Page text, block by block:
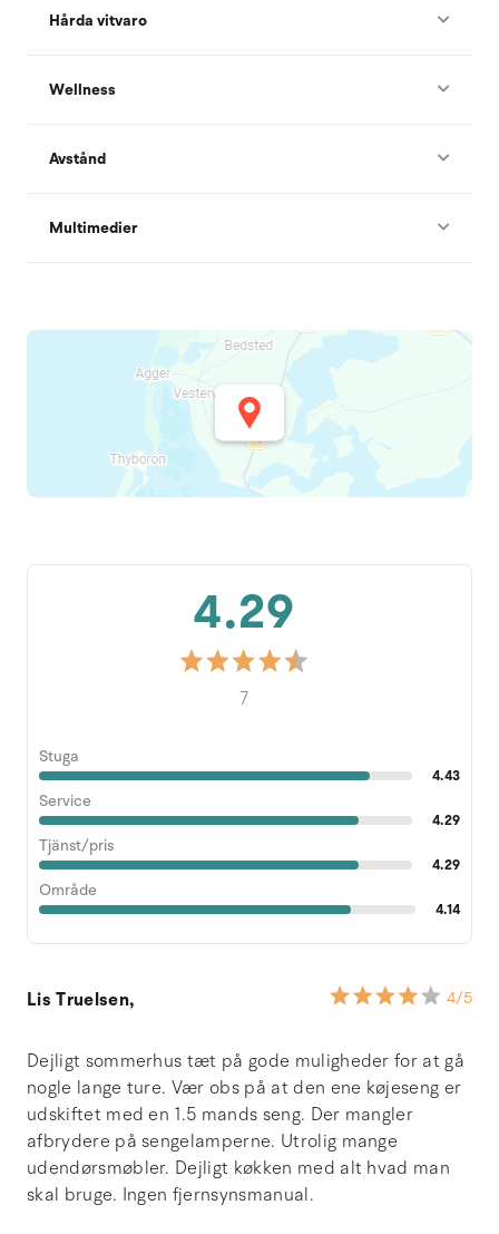
Hårda vitvaro
Wellness
Avstånd
Multimedier
4.29
7
Stuga
4.43
Service
4.29
Tjänst/pris
4.29
Område
4.14
Lis Truelsen, 4/5
Dejligt sommerhus tæt på gode muligheder for at gå
nogle lange ture. Vær obs på at den ene køjeseng er
udskiftet med en 1.5 mands seng. Der mangler
afbrydere på sengelamperne. Utrolig mange
udendørsmøbler. Dejligt køkken med alt hvad man
skal bruge. Ingen fjernsynsmanual.